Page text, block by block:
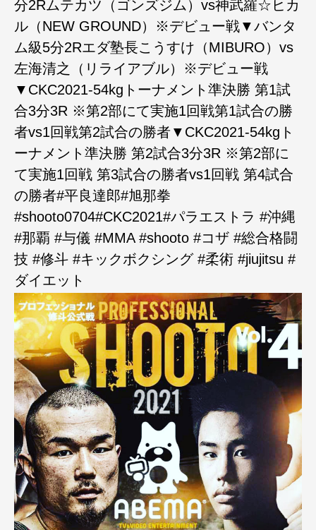
分2Rムテカツ（ゴンズジム）vs神武羅☆ヒカ
ル（NEW GROUND）※デビュー戦▼バンタ
ム級5分2Rエダ塾長こうすけ（MIBURO）vs
左海清之（リライアブル）※デビュー戦
▼CKC2021-54kgトーナメント準決勝 第1試
合3分3R ※第2部にて実施1回戦第1試合の勝
者vs1回戦第2試合の勝者▼CKC2021-54kgト
ーナメント準決勝 第2試合3分3R ※第2部に
て実施1回戦 第3試合の勝者vs1回戦 第4試合
の勝者#平良達郎#旭那拳
#shooto0704#CKC2021#パラエストラ #沖縄
#那覇 #与儀 #MMA #shooto #コザ #総合格闘
技 #修斗 #キックボクシング #柔術 #jiujitsu #
ダイエット